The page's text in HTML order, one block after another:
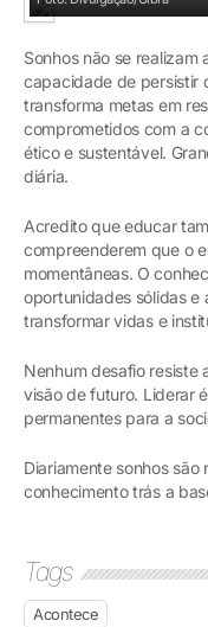
Sonhos não se realizam
capacidade de persistir
transforma metas em
comprometidos com a
ético e sustentável.
diária.
Acredito que educar
compreenderem que o
momentâneas. O
oportunidades sólidas e
transformar vidas e
Nenhum desafio resiste
visão de futuro. Liderar
permanentes para a
Diariamente sonhos
conhecimento trás a
Tags
Acontece